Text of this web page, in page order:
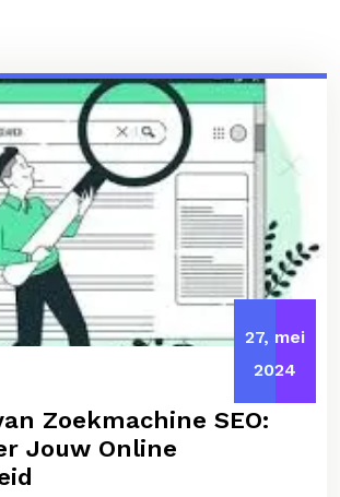
27, mei
2024
Zoekmachine SEO:
Jouw Online